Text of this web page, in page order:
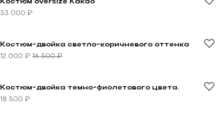
Костюм oversize Какао
33 000 ₽
Перейти к товару Костюм-двойка светло-
-27%
Костюм-двойка светло-коричневого оттенка
12 000 ₽ 16 500 ₽
Перейти к товару Костюм-двойка темно-
Костюм-двойка темно-фиолетового цвета.
18 500 ₽